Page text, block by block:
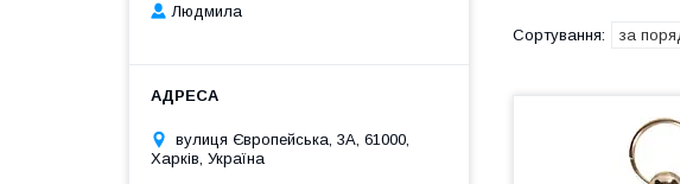
Людмила
вулиця Європейська, 3А, 61000,
Харків, Україна